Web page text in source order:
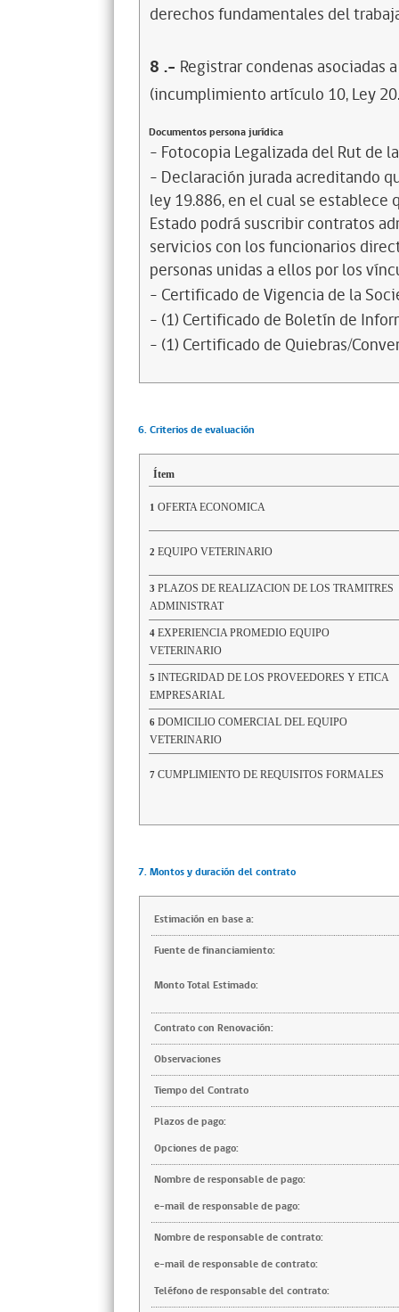
derechos fundamentales del
8 .- Registrar condenas asociadas
(incumplimiento artículo 10, Ley
Documentos persona jurídica
- Fotocopia Legalizada del Rut de
- Declaración jurada acreditando
ley 19.886, en el cual se
Estado podrá suscribir contratos
servicios con los funcionarios
personas unidas a ellos por los
- Certificado de Vigencia de la
- (1) Certificado de Boletín de
- (1) Certificado de Quiebras/
6. Criterios de evaluación
Ítem
1 OFERTA ECONOMICA
2 EQUIPO VETERINARIO
3 PLAZOS DE REALIZACION DE LOS TRAMITRES
ADMINISTRAT
4 EXPERIENCIA PROMEDIO EQUIPO
VETERINARIO
5 INTEGRIDAD DE LOS PROVEEDORES Y ETICA
EMPRESARIAL
6 DOMICILIO COMERCIAL DEL EQUIPO
VETERINARIO
7 CUMPLIMIENTO DE REQUISITOS FORMALES
7. Montos y duración del contrato
Estimación en base a:
Fuente de financiamiento:
Monto Total Estimado:
Contrato con Renovación:
Observaciones
Tiempo del Contrato
Plazos de pago:
Opciones de pago:
Nombre de responsable de pago:
e-mail de responsable de pago:
Nombre de responsable de contrato:
e-mail de responsable de contrato:
Teléfono de responsable del contrato: